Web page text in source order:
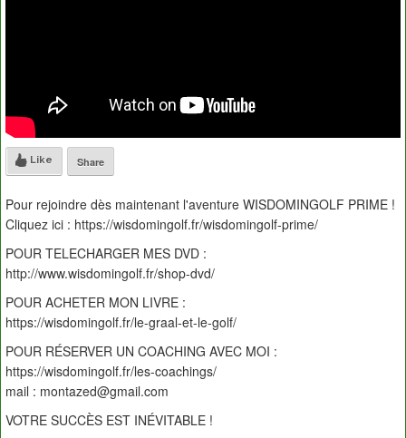
Like Share
Pour rejoindre dès maintenant l'aventure WISDOMINGOLF PRIME !
Cliquez ici : https://wisdomingolf.fr/wisdomingolf-prime/
POUR TELECHARGER MES DVD :
http://www.wisdomingolf.fr/shop-dvd/
POUR ACHETER MON LIVRE :
https://wisdomingolf.fr/le-graal-et-le-golf/
POUR RÉSERVER UN COACHING AVEC MOI :
https://wisdomingolf.fr/les-coachings/
mail : montazed@gmail.com
VOTRE SUCCÈS EST INÉVITABLE !